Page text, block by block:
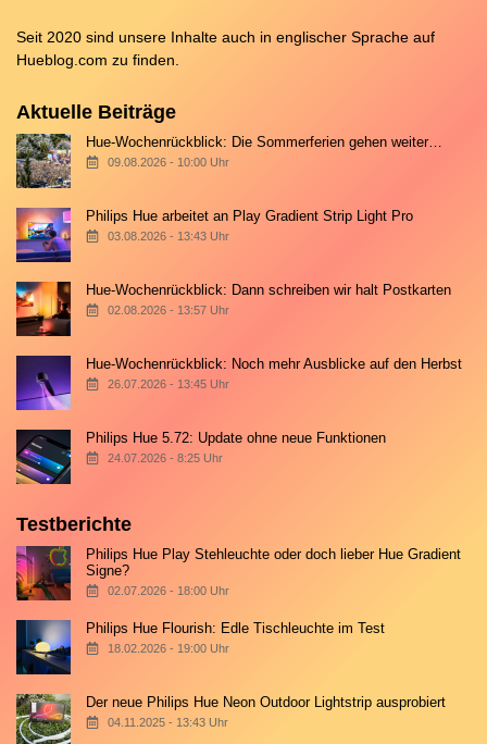
Seit 2020 sind unsere Inhalte auch in englischer Sprache auf
Hueblog.com zu finden.
Aktuelle Beiträge
Hue-Wochenrückblick: Die Sommerferien gehen weiter…
09.08.2026 - 10:00 Uhr
Philips Hue arbeitet an Play Gradient Strip Light Pro
03.08.2026 - 13:43 Uhr
Hue-Wochenrückblick: Dann schreiben wir halt Postkarten
02.08.2026 - 13:57 Uhr
Hue-Wochenrückblick: Noch mehr Ausblicke auf den Herbst
26.07.2026 - 13:45 Uhr
Philips Hue 5.72: Update ohne neue Funktionen
24.07.2026 - 8:25 Uhr
Testberichte
Philips Hue Play Stehleuchte oder doch lieber Hue Gradient
Signe?
02.07.2026 - 18:00 Uhr
Philips Hue Flourish: Edle Tischleuchte im Test
18.02.2026 - 19:00 Uhr
Der neue Philips Hue Neon Outdoor Lightstrip ausprobiert
04.11.2025 - 13:43 Uhr